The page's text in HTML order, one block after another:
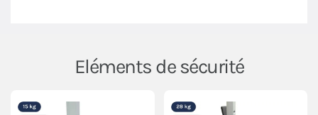
Eléments de sécurité